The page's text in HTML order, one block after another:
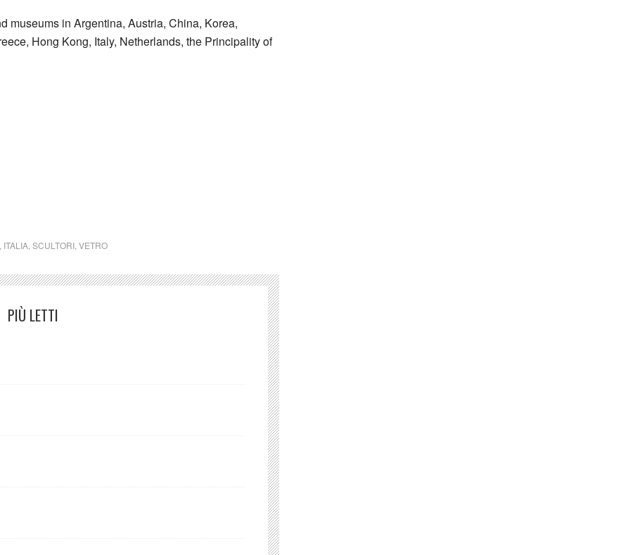
museums in Argentina, Austria, China, Korea,
Hong Kong, Italy, Netherlands, the Principality of
ITALIA SCULTORI VETRO
PIÙ LETTI